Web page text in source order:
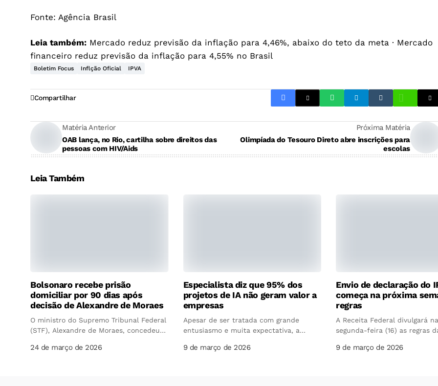
Fonte: Agência Brasil
Leia também: Mercado reduz previsão da inflação para 4,46%, abaixo do teto da meta · Mercado
financeiro reduz previsão da inflação para 4,55% no Brasil
Boletim Focus Inflção Oficial IPVA
Compartilhar
Matéria Anterior
OAB lança, no Rio, cartilha sobre direitos das
pessoas com HIV/Aids
Próxima Matéria
Olimpíada do Tesouro Direto abre inscrições para
escolas
Leia Também
Bolsonaro recebe prisão
domiciliar por 90 dias após
decisão de Alexandre de Moraes
O ministro do Supremo Tribunal Federal
(STF), Alexandre de Moraes, concedeu
24 de março de 2026
Especialista diz que 95% dos
projetos de IA não geram valor a
empresas
Apesar de ser tratada com grande
entusiasmo e muita expectativa, a
9 de março de 2026
Envio de declaração do
começa na próxima
regras
A Receita Federal divulgará
segunda-feira (16) as regras
9 de março de 2026